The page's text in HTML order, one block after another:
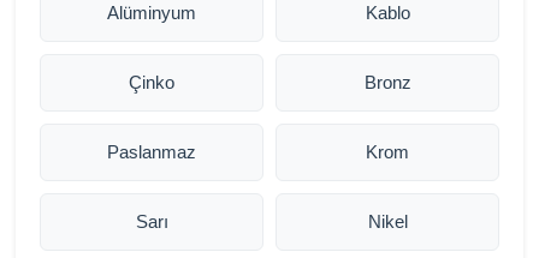
Alüminyum Kablo
Çinko Bronz
Paslanmaz Krom
Sarı Nikel